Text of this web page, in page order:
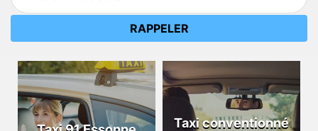
Taxi conventionné